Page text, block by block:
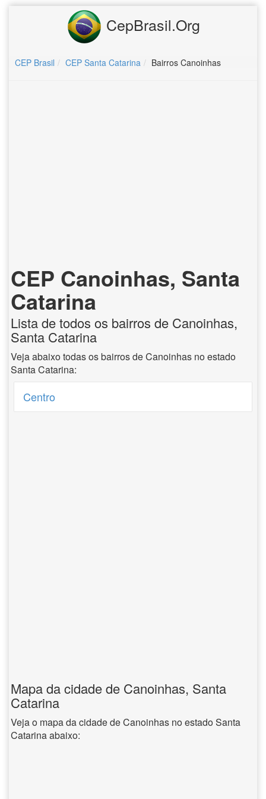
CepBrasil.Org
CEP Brasil CEP Santa Catarina Bairros Canoinhas
CEP Canoinhas, Santa
Catarina
Lista de todos os bairros de Canoinhas,
Santa Catarina
Veja abaixo todas os bairros de Canoinhas no estado
Santa Catarina:
Centro
Mapa da cidade de Canoinhas, Santa
Catarina
Veja o mapa da cidade de Canoinhas no estado Santa
Catarina abaixo: